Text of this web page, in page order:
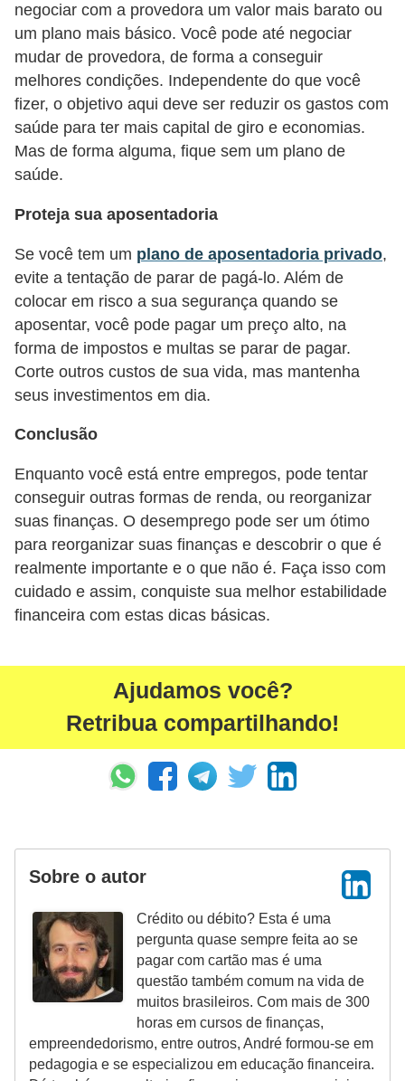
negociar com a provedora um valor mais barato ou
um plano mais básico. Você pode até negociar
mudar de provedora, de forma a conseguir
melhores condições. Independente do que você
fizer, o objetivo aqui deve ser reduzir os gastos com
saúde para ter mais capital de giro e economias.
Mas de forma alguma, fique sem um plano de
saúde.
Proteja sua aposentadoria
Se você tem um plano de aposentadoria privado,
evite a tentação de parar de pagá-lo. Além de
colocar em risco a sua segurança quando se
aposentar, você pode pagar um preço alto, na
forma de impostos e multas se parar de pagar.
Corte outros custos de sua vida, mas mantenha
seus investimentos em dia.
Conclusão
Enquanto você está entre empregos, pode tentar
conseguir outras formas de renda, ou reorganizar
suas finanças. O desemprego pode ser um ótimo
para reorganizar suas finanças e descobrir o que é
realmente importante e o que não é. Faça isso com
cuidado e assim, conquiste sua melhor estabilidade
financeira com estas dicas básicas.
Ajudamos você?
Retribua compartilhando!
Sobre o autor
Crédito ou débito? Esta é uma
pergunta quase sempre feita ao se
pagar com cartão mas é uma
questão também comum na vida de
muitos brasileiros. Com mais de 300
horas em cursos de finanças,
empreendedorismo, entre outros, André formou-se em
pedagogia e se especializou em educação financeira.
r
o
g
r
a
m
a
s
e
r
e
c
o
m
n
s
a